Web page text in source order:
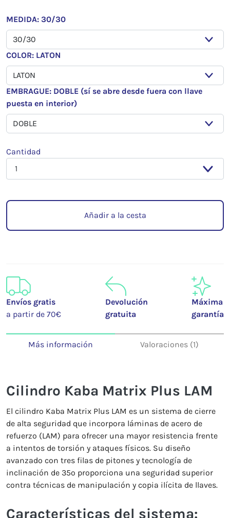
MEDIDA: 30/30
COLOR: LATON
EMBRAGUE: DOBLE (sí se abre desde fuera con llave
puesta en interior)
Cantidad
Añadir a la cesta
Envíos gratis
a partir de 70€
Devolución
gratuita
Máxima
garantía
Más información Valoraciones (1)
Cilindro Kaba Matrix Plus LAM
El cilindro Kaba Matrix Plus LAM es un sistema de cierre
de alta seguridad que incorpora láminas de acero de
refuerzo (LAM) para ofrecer una mayor resistencia frente
a intentos de torsión y ataques físicos. Su diseño
avanzado con tres filas de pitones y tecnología de
inclinación de 35º proporciona una seguridad superior
contra técnicas de manipulación y copia ilícita de llaves.
Características del sistema: